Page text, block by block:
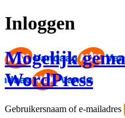
Inloggen
Mogelijk
WordPress
Gebruikersnaam of e-mailadres